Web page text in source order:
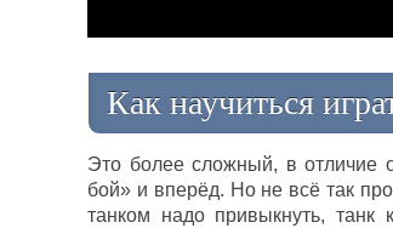
Как научиться
Это более сложный, в отличие
бой» и вперёд. Но не всё так
танком надо привыкнуть, танк